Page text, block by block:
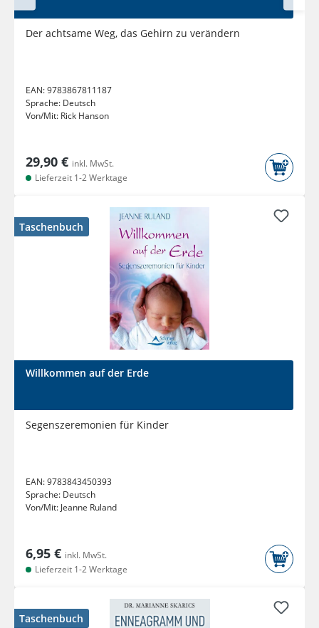
Der achtsame Weg, das Gehirn zu verändern
EAN:9783867811187
Sprache: Deutsch
Von/Mit: Rick Hanson
29,90 € inkl. MwSt.
Lieferzeit 1-2 Werktage
Taschenbuch
Willkommen auf der Erde
Segenszeremonien für Kinder
EAN:9783843450393
Sprache: Deutsch
Von/Mit: Jeanne Ruland
6,95 € inkl. MwSt.
Lieferzeit 1-2 Werktage
Taschenbuch